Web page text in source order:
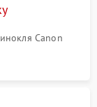
Canon